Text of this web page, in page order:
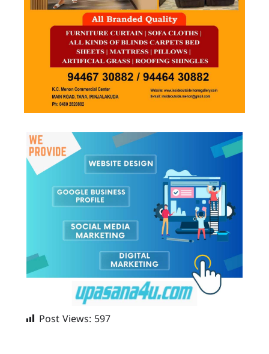
Post Views: 597